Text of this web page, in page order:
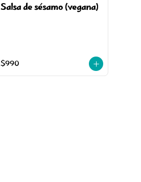
Salsa de sésamo (vegana)
$990